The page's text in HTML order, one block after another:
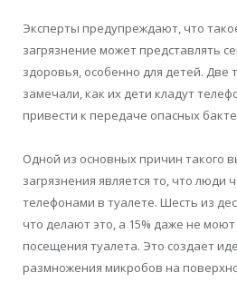
Эксперты предупреждают, что
загрязнение может представлять
здоровья, особенно для детей. Две
замечали, как их дети кладут
привести к передаче опасных
Одной из основных причин такого
загрязнения является то, что люди
телефонами в туалете. Шесть из
что делают это, а 15% даже не
посещения туалета. Это создает
размножения микробов на